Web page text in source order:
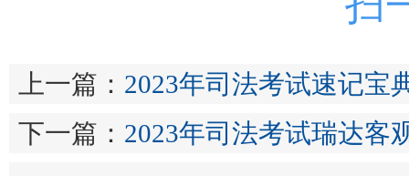
上一篇： 2023年司法考试速记宝
下一篇： 2023年司法考试瑞达客